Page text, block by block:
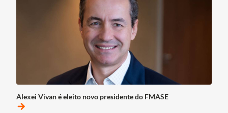
Alexei Vivan é eleito novo presidente do FMASE
arrow_forward